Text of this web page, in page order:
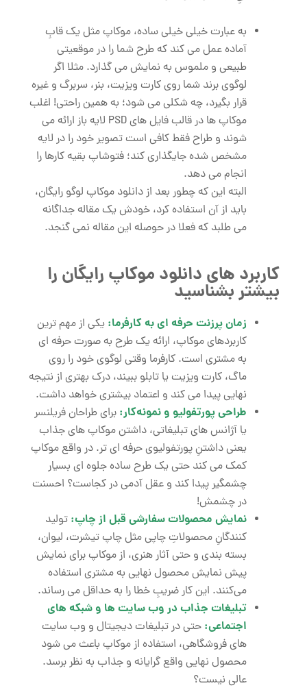
به‌ عبارت‌ خیلی خیلی ساده، موکاپ مثل یک قابِ
آماده عمل می‌ کند که طرح شما را در موقعیتی
طبیعی و ملموس به نمایش می‌ گذارد. مثلا اگر
لوگوی برند شما روی کارت ویزیت، بنر، سربرگ و غیره
قرار بگیرد، چه شکلی می شود؛ به همین راحتی! اغلب
موکاپ ‌ها در قالب فایل‌ های PSD لایه ‌باز ارائه می
‌شوند و طراح فقط کافی است تصویر خود را در لایه
مشخص ‌شده جایگذاری کند؛ فتوشاپ بقیه کارها را
انجام می ‌دهد.
البته این که چطور بعد از دانلود موکاپ لوگو رایگان،
باید از آن استفاده کرد، خودش یک مقاله جداگانه
می طلبد که فعلا در حوصله این مقاله نمی گنجد.
کاربرد های دانلود موکاپ رایگان را
بیشتر بشناسید
زمان پرزنت حرفه ‌ای به کارفرما:یکی از مهم ‌ترین
کاربردهای موکاپ، ارائه یک طرح به ‌صورت حرفه‌ ای
به مشتری است. کارفرما وقتی لوگوی خود را روی
ماگ، کارت ویزیت یا تابلو ببیند، درک بهتری از نتیجه
نهایی پیدا می ‌کند و اعتماد بیشتری خواهد داشت.
طراحی پورتفولیو و نمونه‌کار:برای طراحان فریلنسر
یا آژانس‌ های تبلیغاتی، داشتن موکاپ‌ های جذاب
یعنی داشتنِ پورتفولیوی حرفه ‌ای ‌تر. در واقع موکاپ
کمک می‌ کند حتی یک طرح ساده جلوه ‌ای بسیار
چشمگیر پیدا کند و عقل آدمی در کجاست؟ احسنت
در چشمش!
نمایش محصولات سفارشی قبل از چاپ:تولید
کنندگانِ محصولاتِ چاپی مثل چاپ تیشرت، لیوان،
بسته ‌بندی و حتی آثار هنری، از موکاپ برای نمایش
پیش‌ نمایش محصول نهایی به مشتری استفاده
می‌کنند. این کار ضریبِ خطا را به حداقل می ‌رساند.
تبلیغات جذاب در وب ‌سایت ‌ها و شبکه ‌های
اجتماعی:حتی در تبلیغات دیجیتال و وب‌ سایت
‌های فروشگاهی، استفاده از موکاپ باعث می‌ شود
محصول نهایی واقع‌ گرایانه و جذاب به نظر برسد.
عالی نیست؟